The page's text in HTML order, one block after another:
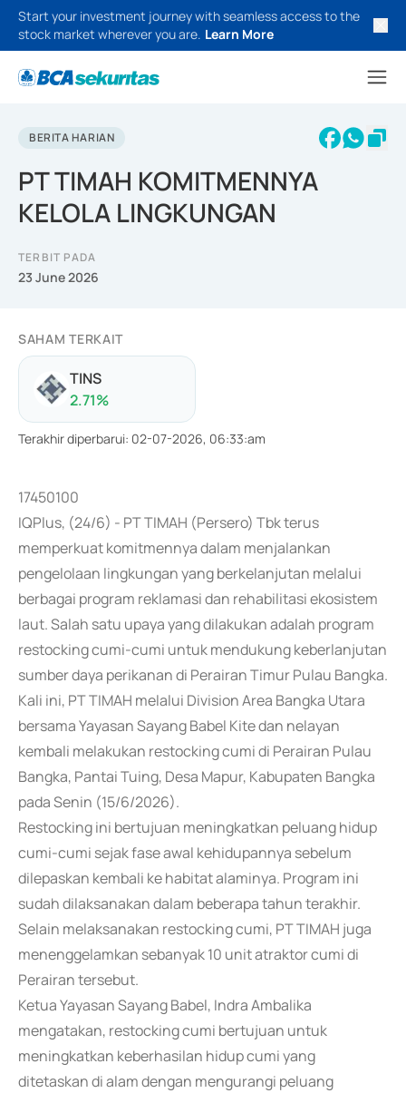
Start your investment journey with seamless access to the
stock market wherever you are. Learn More
BERITA HARIAN
PT TIMAH KOMITMENNYA
KELOLA LINGKUNGAN
TERBIT PADA
23 June 2026
SAHAM TERKAIT
TINS
2.71%
Terakhir diperbarui: 02-07-2026, 06:33:am
17450100
IQPlus, (24/6) - PT TIMAH (Persero) Tbk terus
memperkuat komitmennya dalam menjalankan
pengelolaan lingkungan yang berkelanjutan melalui
berbagai program reklamasi dan rehabilitasi ekosistem
laut. Salah satu upaya yang dilakukan adalah program
restocking cumi-cumi untuk mendukung keberlanjutan
sumber daya perikanan di Perairan Timur Pulau Bangka.
Kali ini, PT TIMAH melalui Division Area Bangka Utara
bersama Yayasan Sayang Babel Kite dan nelayan
kembali melakukan restocking cumi di Perairan Pulau
Bangka, Pantai Tuing, Desa Mapur, Kabupaten Bangka
pada Senin (15/6/2026).
Restocking ini bertujuan meningkatkan peluang hidup
cumi-cumi sejak fase awal kehidupannya sebelum
dilepaskan kembali ke habitat alaminya. Program ini
sudah dilaksanakan dalam beberapa tahun terakhir.
Selain melaksanakan restocking cumi, PT TIMAH juga
menenggelamkan sebanyak 10 unit atraktor cumi di
Perairan tersebut.
Ketua Yayasan Sayang Babel, Indra Ambalika
mengatakan, restocking cumi bertujuan untuk
meningkatkan keberhasilan hidup cumi yang
ditetaskan di alam dengan mengurangi peluang